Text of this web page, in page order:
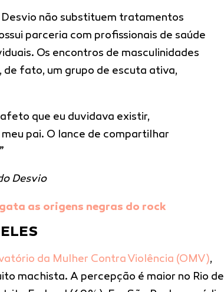
não substituem tratamentos
parceria com profissionais de saúde
Os encontros de masculinidades
de fato, um grupo de escuta ativa,
que eu duvidava existir,
pai. O lance de compartilhar
Desvio
as origens negras do rock
da Mulher Contra Violência (OMV),
machista. A percepção é maior no Rio de